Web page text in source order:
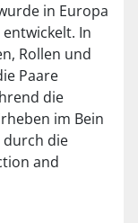
in Europa
In
Rollen und
Paare
die
im Bein
durch die
and